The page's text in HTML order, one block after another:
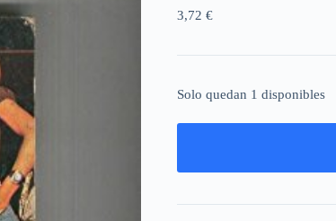
3,72 €
Solo quedan 1 disponibles